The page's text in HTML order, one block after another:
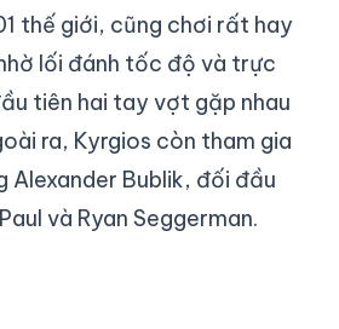
thế giới, cũng chơi rất hay
lối đánh tốc độ và trực
tiên hai tay vợt gặp nhau
ra, Kyrgios còn tham gia
Alexander Bublik, đối đầu
và Ryan Seggerman.